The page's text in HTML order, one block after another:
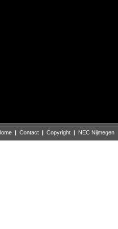
| Contact | Copyright | NEC Nijmegen